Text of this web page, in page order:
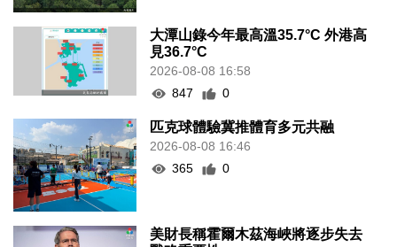
大潭山錄今年最高溫35.7°C 外港高
見36.7°C
2026-08-08 16:58
847
0
匹克球體驗冀推體育多元共融
2026-08-08 16:46
365
0
美財長稱霍爾木茲海峽將逐步失去